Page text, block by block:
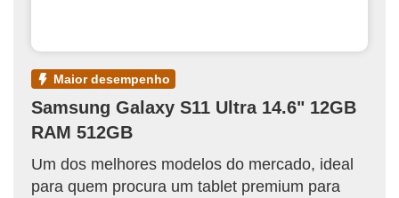
maior desempenho
Samsung Galaxy S11 Ultra 14.6" 12GB
RAM 512GB
Um dos melhores modelos do mercado, ideal
para quem procura um tablet premium para